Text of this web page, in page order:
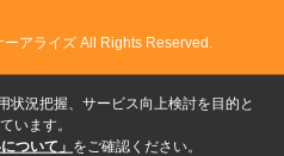
アライズ All Rights Reserved.
状況把握、サービス向上検討を目的と
います。
ついて」 をご確認ください。